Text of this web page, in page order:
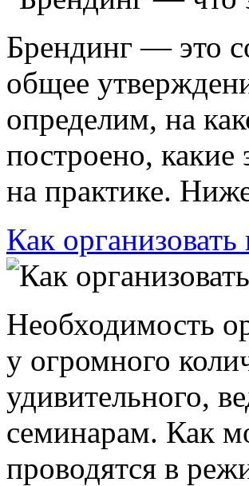
Брендинг — это
общее
определим, на
построено, какие
на практике.
Как
Необходимость
у огромного
удивительного,
семинарам. Как
проводятся в